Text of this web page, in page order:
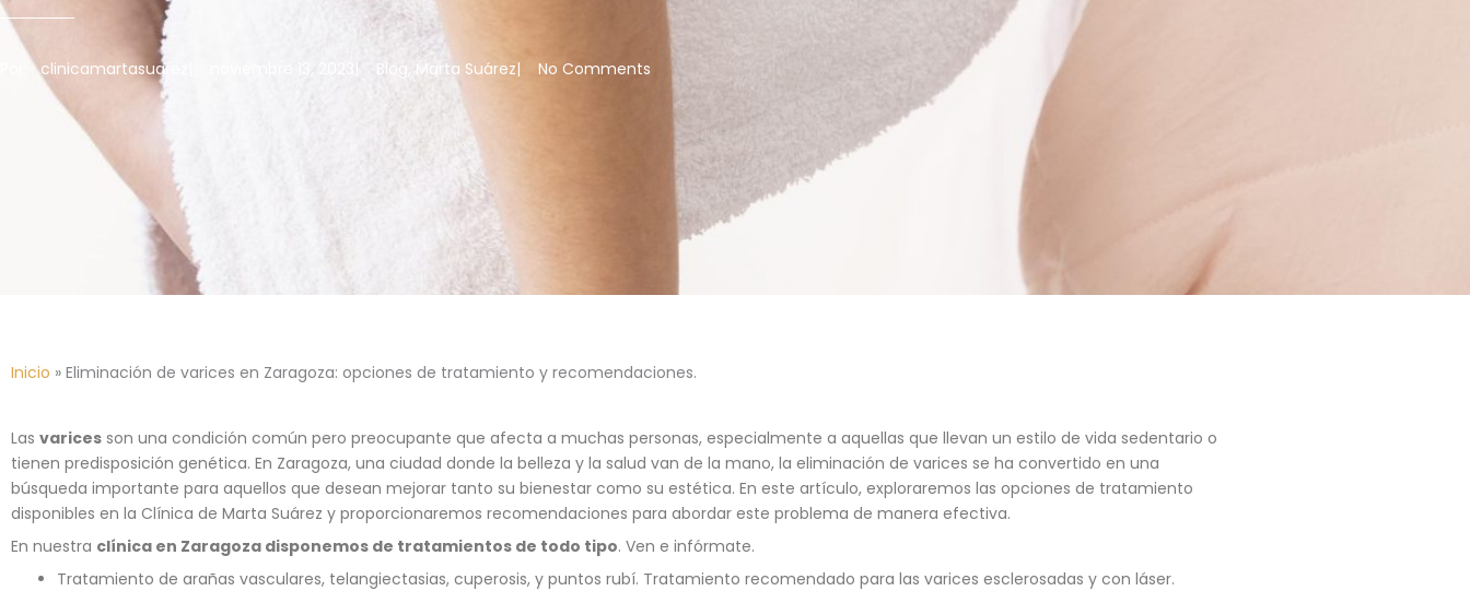
Por:clinicamartasuarez Blog Marta Suárez| No Comments
Inicio » Eliminación de varices en Zaragoza: opciones de tratamiento y recomendaciones.
Las varices son una condición común pero preocupante que afecta a muchas personas, especialmente a aquellas que llevan un estilo de vida sedentario o
tienen predisposición genética. En Zaragoza, una ciudad donde la belleza y la salud van de la mano, la eliminación de varices se ha convertido en una
búsqueda importante para aquellos que desean mejorar tanto su bienestar como su estética. En este artículo, exploraremos las opciones de tratamiento
disponibles en la Clínica de Marta Suárez y proporcionaremos recomendaciones para abordar este problema de manera efectiva.
En nuestra clínica en Zaragoza disponemos de tratamientos de todo tipo. Ven e infórmate.
Tratamiento de arañas vasculares, telangiectasias, cuperosis, y puntos rubí. Tratamiento recomendado para las varices esclerosadas y con láser.